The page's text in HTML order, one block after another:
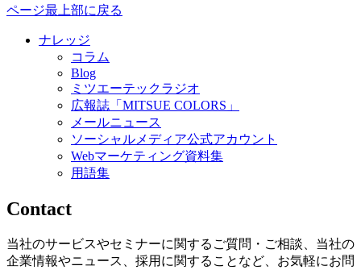
ページ最上部に戻る
ナレッジ
コラム
Blog
ミツエーテックラジオ
広報誌「MITSUE COLORS」
メールニュース
ソーシャルメディア公式アカウント
Webマーケティング資料集
用語集
Contact
当社のサービスやセミナーに関するご質問・ご相談、当社の
企業情報やニュース、採用に関することなど、お気軽にお問